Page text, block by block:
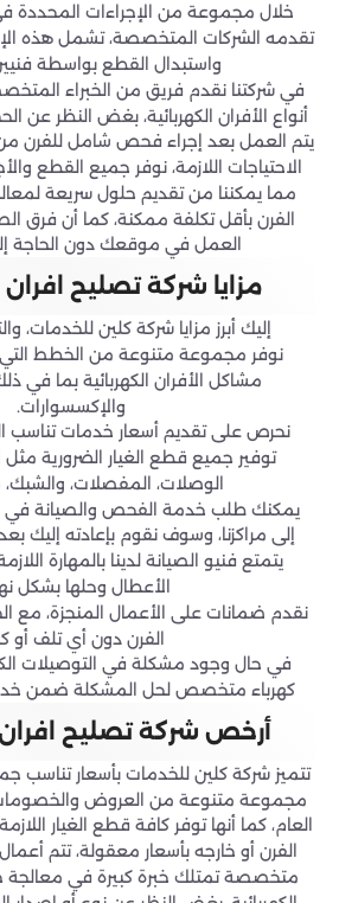
خلال مجموعة من الإجراءات المحددة في
تقدمه الشركات المتخصصة، تشمل هذه
واستبدال القطع بواسطة
في شركتنا نقدم فريق من الخبراء
أنواع الأفران الكهربائية، بغض النظر عن
يتم العمل بعد إجراء فحص شامل للفرن من
الاحتياجات اللازمة، نوفر جميع القطع
مما يمكننا من تقديم حلول سريعة
الفرن بأقل تكلفة ممكنة، كما أن فرق
العمل في موقعك دون الحاجة
مزايا شركة تصليح
إليك أبرز مزايا شركة كلين للخدمات،
نوفر مجموعة متنوعة من الخطط
مشاكل الأفران الكهربائية بما في
والإكسسوارات.
نحرص على تقديم أسعار خدمات تناسب
توفير جميع قطع الغيار الضرورية مثل
الوصلات، المفصلات، والشبك،
يمكنك طلب خدمة الفحص والصيانة في
إلى مراكزنا، وسوف نقوم بإعادته إليك
يتمتع فنيو الصيانة لدينا بالمهارة
الأعطال وحلها بشكل
نقدم ضمانات على الأعمال المنجزة، مع
الفرن دون أي تلف أو
في حال وجود مشكلة في التوصيلات
كهرباء متخصص لحل المشكلة ضمن
أرخص شركة تصليح
تتميز شركة كلين للخدمات بأسعار تناسب
مجموعة متنوعة من العروض
العام، كما أنها توفر كافة قطع الغيار
الفرن أو خارجه بأسعار معقولة، تتم
متخصصة تمتلك خبرة كبيرة في معالجة